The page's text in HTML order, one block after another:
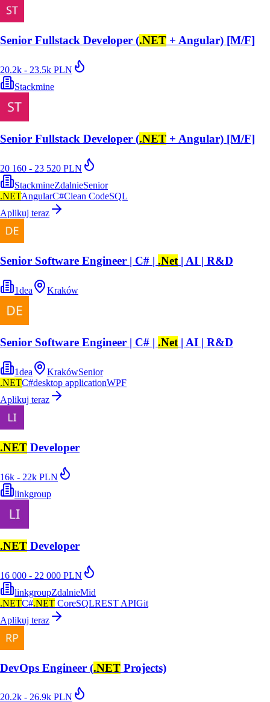
Senior Fullstack Developer (.NET + Angular) [M/F]
20.2k - 23.5k PLN
Stackmine
Senior Fullstack Developer (.NET + Angular) [M/F]
20 160 - 23 520 PLN
StackmineZdalnieSenior
.NETAngularC#Clean CodeSQL
Aplikuj teraz
Senior Software Engineer | C# | .Net | AI | R&D
1dea Kraków
Senior Software Engineer | C# | .Net| AI | R&D
1dea KrakówSenior
.NETC#desktop applicationWPF
Aplikuj teraz
.NET Developer
16k - 22k PLN
linkgroup
.NET Developer
16 000 - 22 000 PLN
linkgroupZdalnieMid
.NETC#.NET CoreSQLREST APIGit
Aplikuj teraz
DevOps Engineer (.NET Projects)
20.2k - 26.9k PLN